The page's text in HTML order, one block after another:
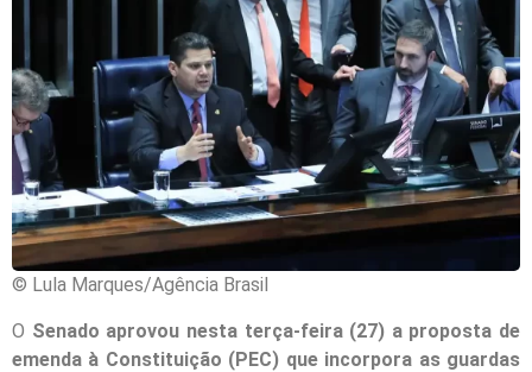
© Lula Marques/Agência Brasil
O Senado aprovou nesta terça-feira (27) a proposta de
emenda à Constituição (PEC) que incorpora as guardas